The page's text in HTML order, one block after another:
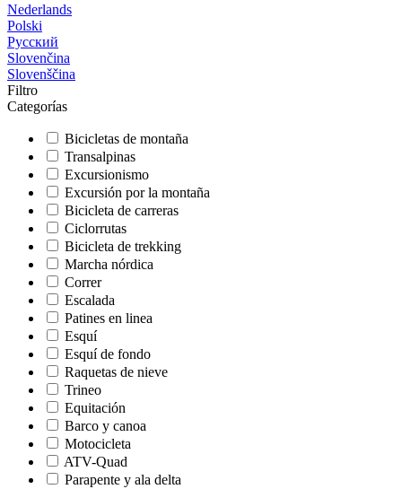
Nederlands
Polski
Русский
Slovenčina
Slovenščina
Filtro
Categorías
Bicicletas de montaña
Transalpinas
Excursionismo
Excursión por la montaña
Bicicleta de carreras
Ciclorrutas
Bicicleta de trekking
Marcha nórdica
Correr
Escalada
Patines en linea
Esquí
Esquí de fondo
Raquetas de nieve
Trineo
Equitación
Barco y canoa
Motocicleta
ATV-Quad
Parapente y ala delta